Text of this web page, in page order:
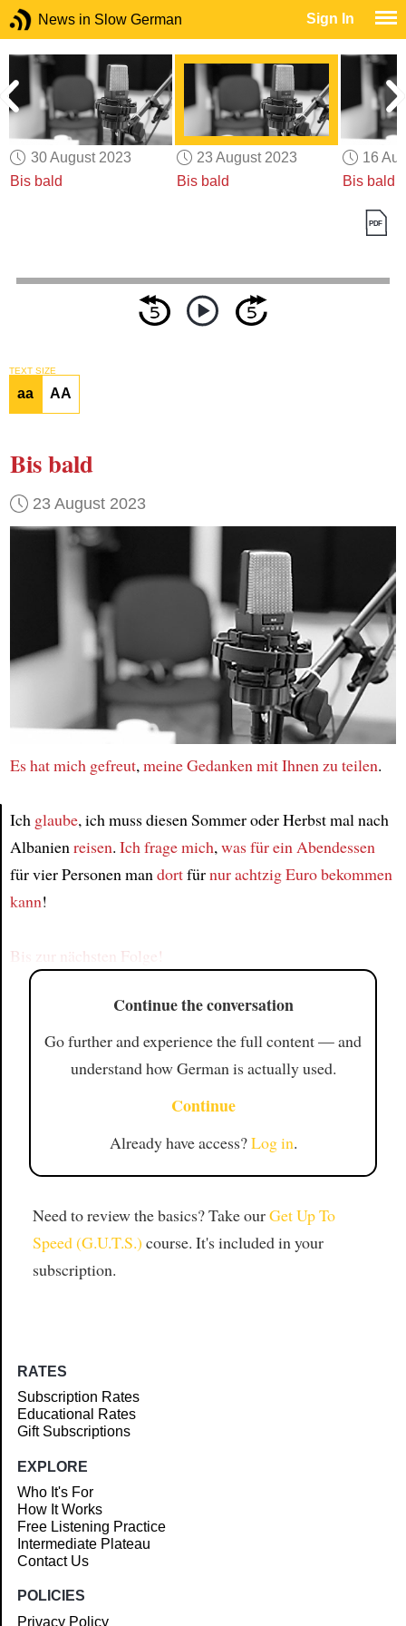
News in Slow German Sign In
30 August 2023
Bis bald
23 August 2023
Bis bald
16
Bis bald
Article
TEXT SIZE
aa AA
Bis bald
23 August 2023
Es hat mich gefreut,meine Gedankenmit Ihnenzu teilen.
Ich glaube, ich muss diesen Sommer oder Herbst mal nach
Albanienreisen. Ich frage mich,was für ein Abendessen
für vier Personen mandortfürnur achtzig Eurobekommen
kann!
Bis zur nächsten Folge!
Continue the conversation
Go further and experience the full content — and
understand how German is actually used.
Continue
Already have access?Log in.
Need to review the basics? Take ourGet Up To
Speed (G.U.T.S.) course. It's included in your
subscription.
RATES
Subscription Rates
Educational Rates
Gift Subscriptions
EXPLORE
Who It's For
How It Works
Free Listening Practice
Intermediate Plateau
Contact Us
POLICIES
Privacy Policy